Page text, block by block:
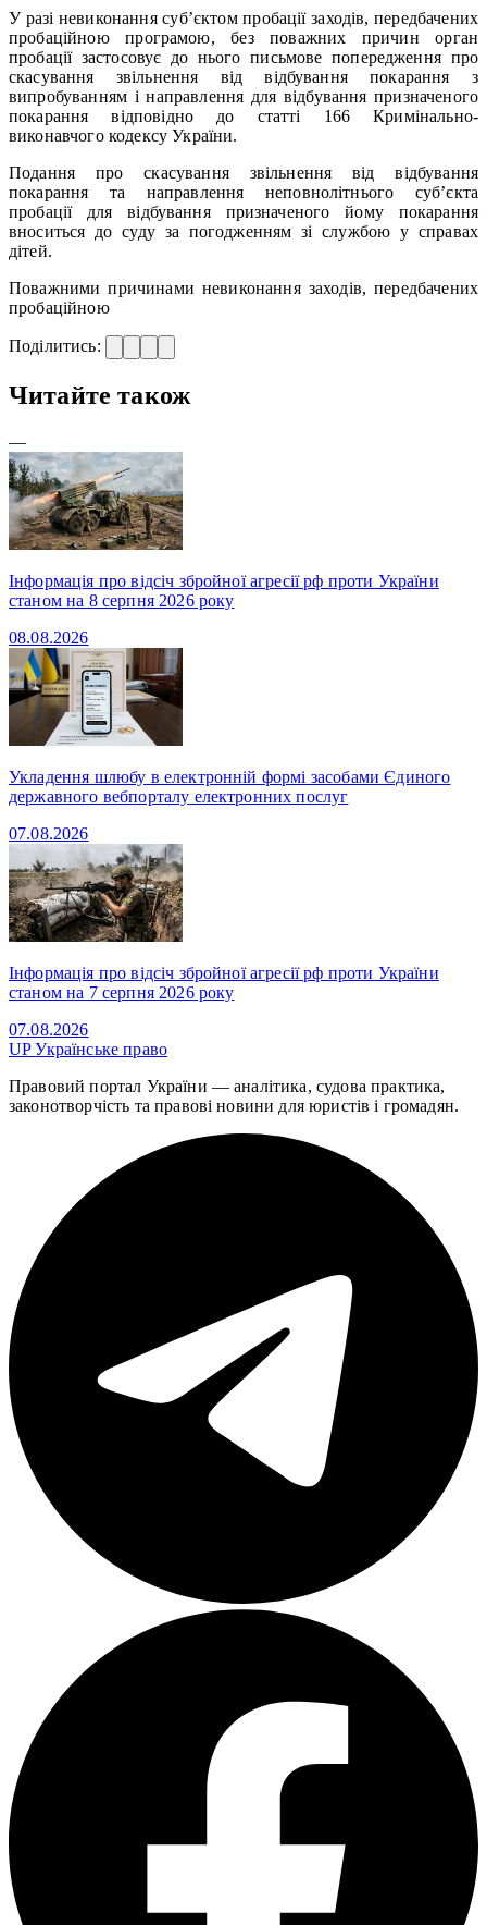
У разі невиконання суб’єктом пробації заходів, передбачених
пробаційною програмою, без поважних причин орган
пробації застосовує до нього письмове попередження про
скасування звільнення від відбування покарання з
випробуванням і направлення для відбування призначеного
покарання відповідно до статті 166 Кримінально-
виконавчого кодексу України.
Подання про скасування звільнення від відбування
покарання та направлення неповнолітнього суб’єкта
пробації для відбування призначеного йому покарання
вноситься до суду за погодженням зі службою у справах
дітей.
Поважними причинами невиконання заходів, передбачених
пробаційною
Поділитись:
Читайте також
—
Інформація про відсіч збройної агресії рф проти України
станом на 8 серпня 2026 року
08.08.2026
Укладення шлюбу в електронній формі засобами Єдиного
державного вебпорталу електронних послуг
07.08.2026
Інформація про відсіч збройної агресії рф проти України
станом на 7 серпня 2026 року
07.08.2026
UPУкраїнське право
Правовий портал України — аналітика, судова практика,
законотворчість та правові новини для юристів і громадян.